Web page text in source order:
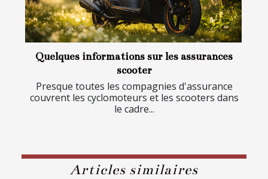
Quelques informations sur les assurances
scooter
Presque toutes les compagnies d'assurance
couvrent les cyclomoteurs et les scooters dans
le cadre...
Articles similaires